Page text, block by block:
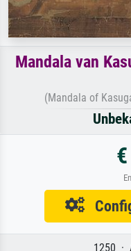
Mandala van
(Mandala of
1250 ·